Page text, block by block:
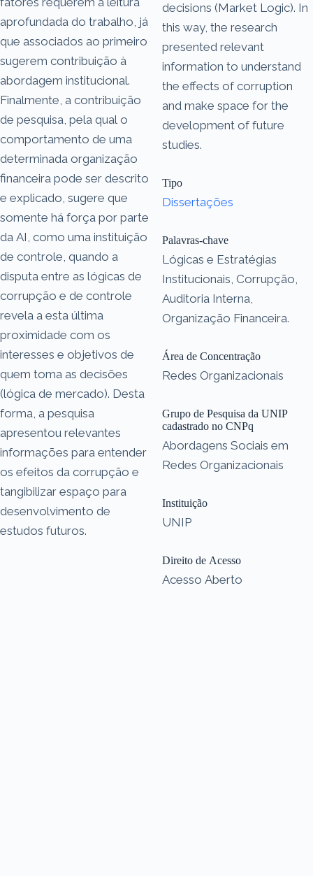
aprofundada do trabalho, já
que associados ao primeiro
sugerem contribuição à
abordagem institucional.
Finalmente, a contribuição
de pesquisa, pela qual o
comportamento de uma
determinada organização
financeira pode ser descrito
e explicado, sugere que
somente há força por parte
da AI, como uma instituição
de controle, quando a
disputa entre as lógicas de
corrupção e de controle
revela a esta última
proximidade com os
interesses e objetivos de
quem toma as decisões
(lógica de mercado). Desta
forma, a pesquisa
apresentou relevantes
informações para entender
os efeitos da corrupção e
tangibilizar espaço para
desenvolvimento de
estudos futuros.
decisions (Market Logic). In
this way, the research
presented relevant
information to understand
the effects of corruption
and make space for the
development of future
studies.
Tipo
Dissertações
Palavras-chave
Lógicas e Estratégias
Institucionais, Corrupção,
Auditoria Interna,
Organização Financeira.
Área de Concentração
Redes Organizacionais
Grupo de Pesquisa da UNIP
cadastrado no CNPq
Abordagens Sociais em
Redes Organizacionais
Instituição
UNIP
Direito de Acesso
Acesso Aberto